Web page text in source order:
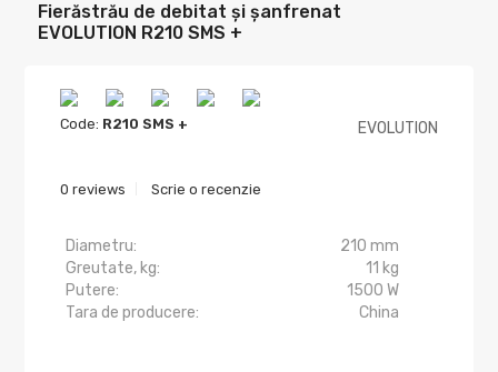
Fierăstrău de debitat și șanfrenat
EVOLUTION R210 SMS +
Code: R210 SMS +
0 reviews Scrie o recenzie
EVOLUTION
Diametru:
210 mm
Greutate, kg:
11 kg
Putere:
1500 W
Tara de producere:
China